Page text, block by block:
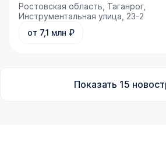
Ростовская область, Таганрог,
Инструментальная улица, 23-2
от 7,1 млн ₽
Показать 15